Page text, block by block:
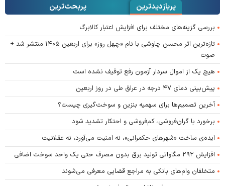
پربازدیدترین پربحث‌ترین‌
بررسی گزینه‌های مختلف برای افزایش اعتبار کالابرگ
تازه‌ترین اثر محسن چاوشی با نام «چهل روز» برای اربعین ۱۴۰۵ منتشر شد +
صوت
هیچ یک از اموال سردار آزمون رفع توقیف نشده است
پیش‌بینی دمای ۴۷ درجه در عراق طی در روز اربعین
آخرین تصمیم‌ها برای سهمیه بنزین و سوخت‌گیری چیست؟
برخورد با گران‌فروشی، کم‌فروشی و احتکار تشدید شود
ایده‌ی ساخت «شهرهای حکمرانی»، نه امنیت می‌آورد، نه عقلانیت
افزایش ۲۹۲ مگاواتی تولید برق بدون مصرف حتی یک واحد سوخت اضافی
متخلفان وام‌های بانکی به مراجع قضایی معرفی می‌شوند